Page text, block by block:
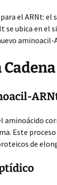
el ARNt:
ubica en el
aminoacil-
aminoácido
Este
de